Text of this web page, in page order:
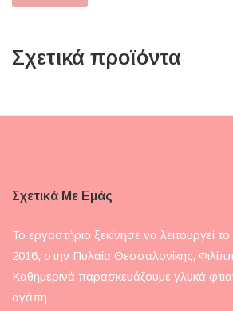
Σχετικά προϊόντα
Σχετικά Με Εμάς
Το εργαστήριο ξεκίνησε να λειτουργεί
2016, στην Πυλαία Θεσσαλονίκης,
Καθημερινά παρασκευάζουμε γλυκά
αγάπη.